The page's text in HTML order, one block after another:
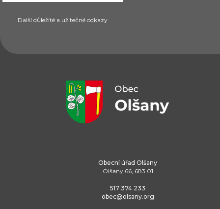
Další důležité a užitečné odkazy
Obecní úřad Olšany
Olšany 66, 683 01
517 374 233
obec@olsany.org